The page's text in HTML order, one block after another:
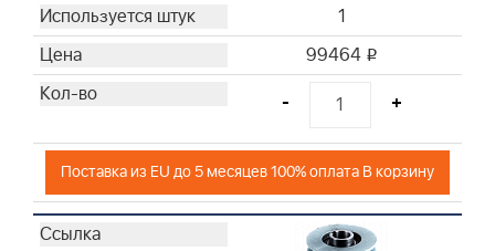
1
99464 i
- +
Поставка из EU до 5 месяцев 100% оплата В корзину